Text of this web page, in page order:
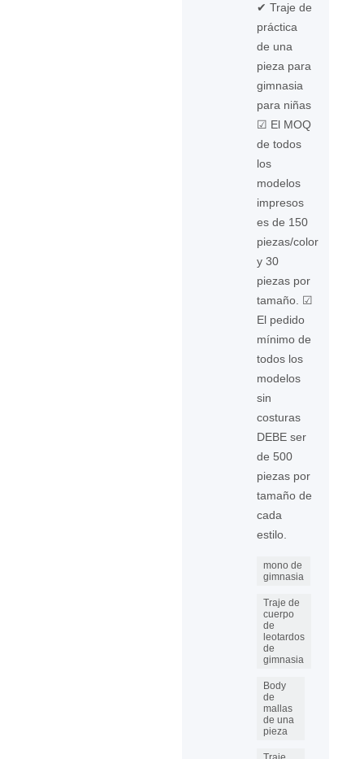
✔ Traje de
práctica
de una
pieza para
gimnasia
para niñas
☑ El MOQ
de todos
los
modelos
impresos
es de 150
piezas/color
y 30
piezas por
tamaño. ☑
El pedido
mínimo de
todos los
modelos
sin
costuras
DEBE ser
de 500
piezas por
tamaño de
cada
estilo.
mono de
gimnasia
Traje de
cuerpo
de
leotardos
de
gimnasia
Body
de
mallas
de una
pieza